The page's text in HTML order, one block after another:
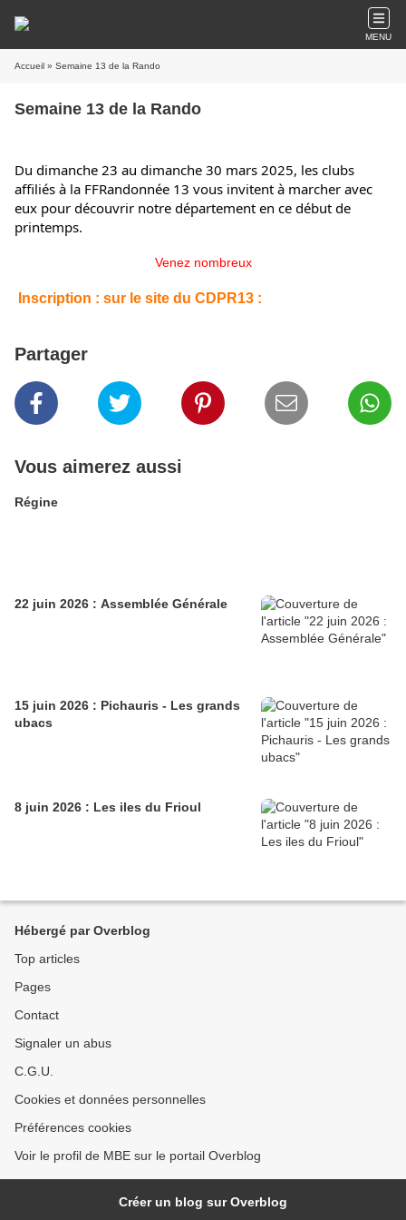
MENU
Accueil » Semaine 13 de la Rando
Semaine 13 de la Rando
Du dimanche 23 au dimanche 30 mars 2025, les clubs
affiliés à la FFRandonnée 13 vous invitent à marcher avec
eux pour découvrir notre département en ce début de
printemps.
Venez nombreux
Inscription : sur le site du CDPR13 :
Partager
Vous aimerez aussi
Régine
22 juin 2026 : Assemblée Générale
15 juin 2026 : Pichauris - Les grands
ubacs
8 juin 2026 : Les iles du Frioul
Hébergé par Overblog
Top articles
Pages
Contact
Signaler un abus
C.G.U.
Cookies et données personnelles
Préférences cookies
Voir le profil de MBE sur le portail Overblog
Créer un blog sur Overblog